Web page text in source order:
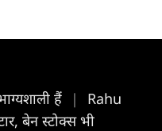
हैं |
Rahu
बेन स्टोक्स भी